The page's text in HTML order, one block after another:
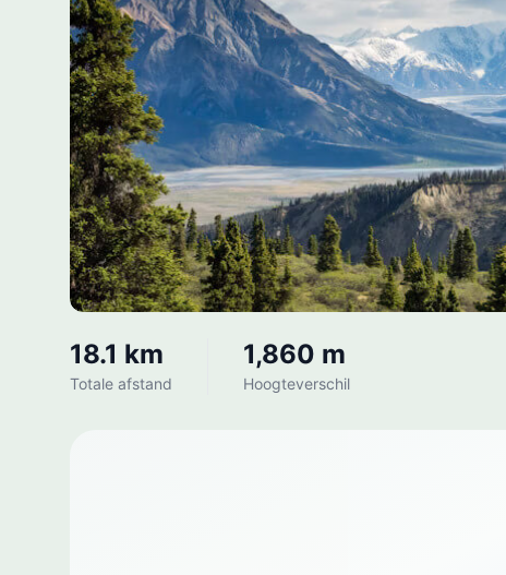
18.1 km
Totale afstand
1,860 m
Hoogteverschil